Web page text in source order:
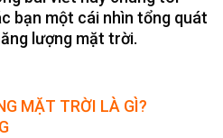
bạn một cái nhìn tổng quát
lượng mặt trời.
MẶT TRỜI LÀ GÌ?